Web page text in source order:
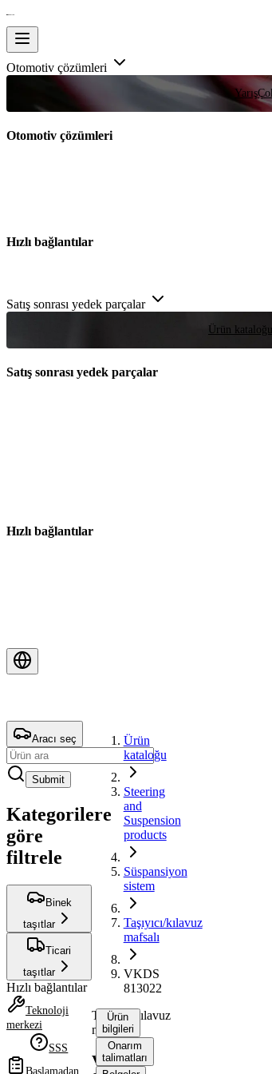
Otomotiv çözümleri
Yarış
Otomotiv çözümleri
Hızlı bağlantılar
Satış sonrası yedek parçalar
Ürün kataloğu
Satış sonrası yedek parçalar
Hızlı bağlantılar
Aracı seç
Submit
Kategorilere
göre
filtrele
Binek
taşıtlar
Ticari
taşıtlar
Hızlı bağlantılar
Teknoloji
merkezi
SSS
Başlamadan
Ürün
kataloğu
Steering
and
Suspension
products
Süspansiyon
sistem
Taşıyıcı/kılavuz
mafsalı
VKDS
813022
Taşıyıcı/kılavuz
mafsalı
VKDS
Ürün
bilgileri
Onarım
talimatları